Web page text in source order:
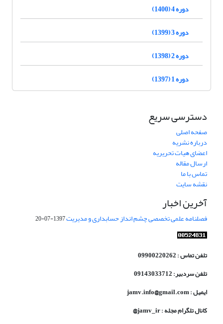
دوره 4 (1400)
دوره 3 (1399)
دوره 2 (1398)
دوره 1 (1397)
دسترسی سریع
صفحه اصلی
درباره نشریه
اعضای هیات تحریریه
ارسال مقاله
تماس با ما
نقشه سایت
آخرین اخبار
فصلنامه علمی تخصصی چشم انداز حسابداری و مدیریت1397-07-20
تلفن تماس : 09900220262
تلفن سردبیر: 09143033712
ایمیل : jamv.info@gmail.com
کانال تلگرام مجله : jamv_ir@